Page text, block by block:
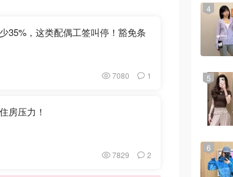
35%，这类配偶工签叫停！豁免条
7080 1
房压力！
7829 2